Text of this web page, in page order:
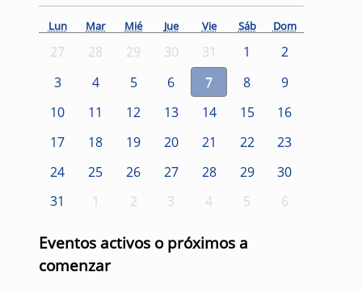
Lun Mar Mié Jue Vie Sáb Dom
27 28 29 30 31 1
2
3
4 5 6 7 8
9
10
11 12 13 14 15
16
17
18 19 20 21 22
23
24
25 26 27 28 29
30
31
1 2 3 4 5 6
Eventos activos o próximos a
comenzar